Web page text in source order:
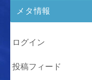
メタ情報
ログイン
投稿フィード